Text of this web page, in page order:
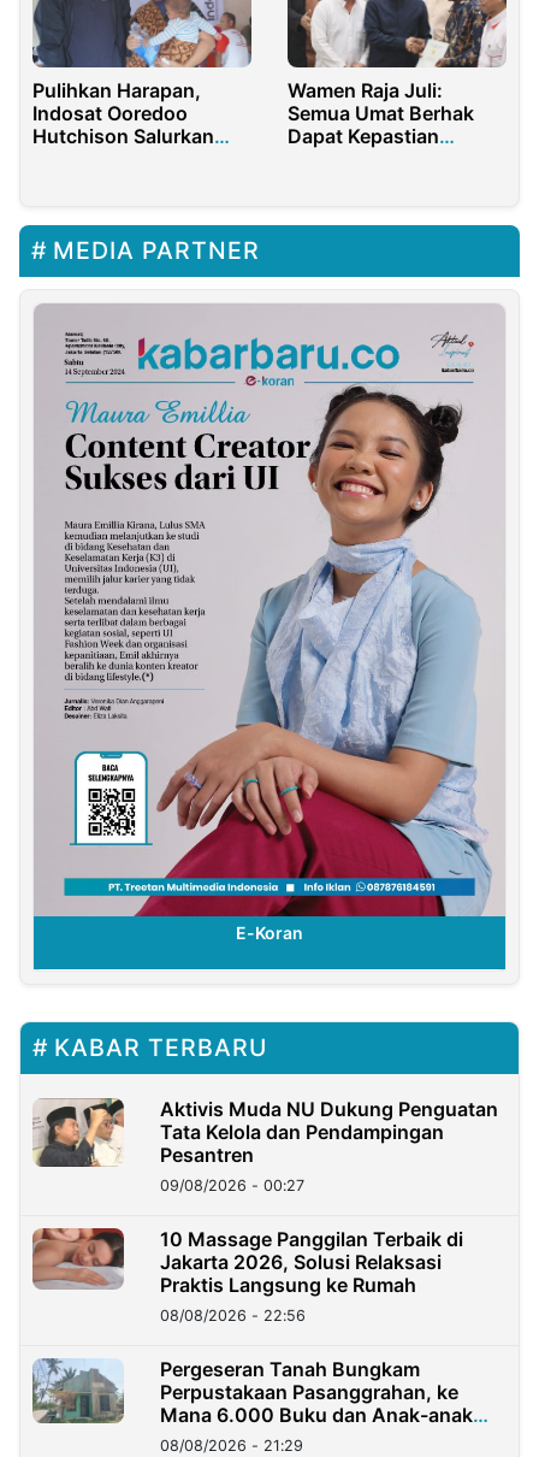
Pulihkan Harapan,
Indosat Ooredoo
Hutchison Salurkan
Wamen Raja Juli:
Semua Umat Berhak
Dapat Kepastian
MEDIA PARTNER
E-Koran
KABAR TERBARU
Aktivis Muda NU Dukung Penguatan
Tata Kelola dan Pendampingan
Pesantren
09/08/2026 - 00:27
10 Massage Panggilan Terbaik di
Jakarta 2026, Solusi Relaksasi
Praktis Langsung ke Rumah
08/08/2026 - 22:56
Pergeseran Tanah Bungkam
Perpustakaan Pasanggrahan, ke
Mana 6.000 Buku dan Anak-anak
Kini?
08/08/2026 - 21:29